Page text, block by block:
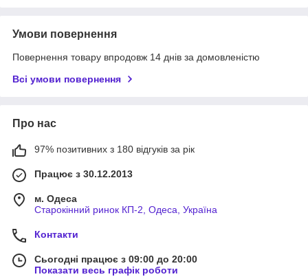
Умови повернення
Повернення товару впродовж 14 днів за домовленістю
Всі умови повернення
Про нас
97% позитивних з 180 відгуків за рік
Працює з 30.12.2013
м. Одеса
Старокінний ринок КП-2, Одеса, Україна
Контакти
Сьогодні працює з 09:00 до 20:00
Показати весь графік роботи